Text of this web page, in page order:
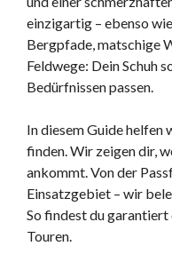
einzigartig – ebenso
Bergpfade, matschige
Feldwege: Dein Schuh
Bedürfnissen passen.
In diesem Guide
finden. Wir zeigen dir,
ankommt. Von der
Einsatzgebiet – wir
So findest du
Touren.